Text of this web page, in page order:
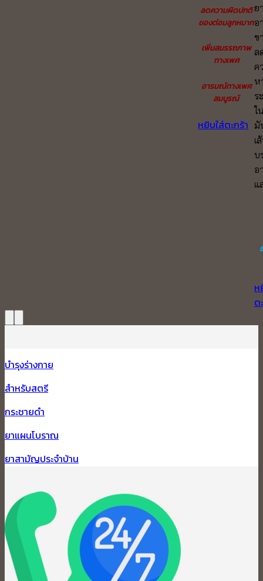
ลดความผิดปกติ
ของต่อมลูกหมาก
เพิ่มสมรรถภาพ
ทางเพศ
อารมณ์ทางเพศ
สมบูรณ์
หยิบใส่ตะกร้า
ย
อ
ข
ล
ค
ห
ร
ใ
มั
เ
บ
อ
แ
ห
ต
บำรุงร่างกาย
สำหรับสตรี
กระชายดำ
ยาแผนโบราณ
ยาสามัญประจำบ้าน